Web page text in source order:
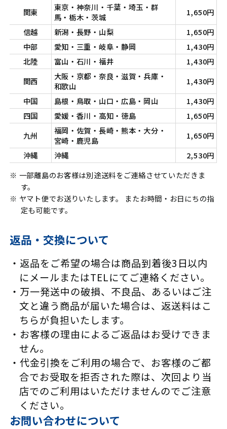
関東
東京・神奈川・千葉・埼玉・群
馬・栃木・茨城
1,650円
信越
新潟・長野・山梨
1,650円
中部
愛知・三重・岐阜・静岡
1,430円
北陸
富山・石川・福井
1,430円
関西
大阪・京都・奈良・滋賀・兵庫・
和歌山
1,430円
中国
島根・鳥取・山口・広島・岡山
1,430円
四国
愛媛・香川・高知・徳島
1,650円
九州
福岡・佐賀・長崎・熊本・大分・
宮崎・鹿児島
1,650円
沖縄
沖縄
2,530円
※ 一部離島のお客様は別途送料をご連絡させていただきま
す。
※ ヤマト便でお送りいたします。 またお時間・お日にちの指
定も可能です。
返品・交換について
返品をご希望の場合は商品到着後3日以内
にメールまたはTELにてご連絡ください。
万一発送中の破損、不良品、あるいはご注
文と違う商品が届いた場合は、返送料はこ
ちらが負担いたします。
お客様の理由によるご返品はお受けできま
せん。
代金引換をご利用の場合で、お客様のご都
合でお受取を拒否された際は、次回より当
店でのご利用はいただけませんのでご注意
ください。
お問い合わせについて